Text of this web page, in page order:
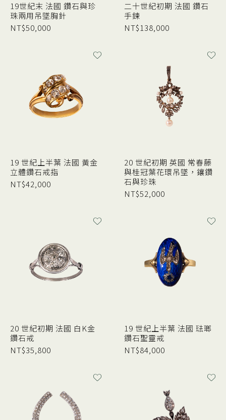
19世紀末 法國 鑽石與珍
珠兩用吊墜胸針
NT$50,000
二十世紀初期 法國 鑽石
手鍊
NT$138,000
19 世紀上半葉 法國 黃金
立體鑽石戒指
NT$42,000
20 世紀初期 英國 常春藤
與桂冠葉花環吊墜，鑲鑽
石與珍珠
NT$52,000
20 世紀初期 法國 白K金
鑽石戒
NT$35,800
19 世紀上半葉 法國 琺瑯
鑽石聖靈戒
NT$84,000